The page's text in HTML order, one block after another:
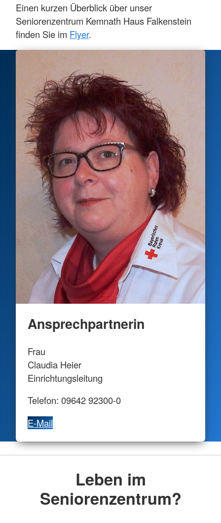
Einen kurzen Überblick über unser
Seniorenzentrum Kemnath Haus Falkenstein
finden Sie im Flyer.
Ansprechpartnerin
Frau
Claudia Heier
Einrichtungsleitung
Telefon: 09642 92300-0
E-Mail
Leben im
Seniorenzentrum?